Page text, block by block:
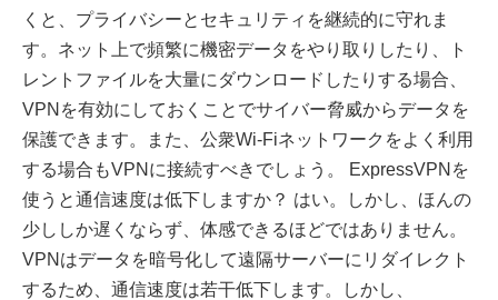
くと、プライバシーとセキュリティを継続的に守れま
す。ネット上で頻繁に機密データをやり取りしたり、ト
レントファイルを大量にダウンロードしたりする場合、
VPNを有効にしておくことでサイバー脅威からデータを
保護できます。また、公衆Wi-Fiネットワークをよく利用
する場合もVPNに接続すべきでしょう。 ExpressVPNを
使うと通信速度は低下しますか？ はい。しかし、ほんの
少ししか遅くならず、体感できるほどではありません。
VPNはデータを暗号化して遠隔サーバーにリダイレクト
するため、通信速度は若干低下します。しかし、